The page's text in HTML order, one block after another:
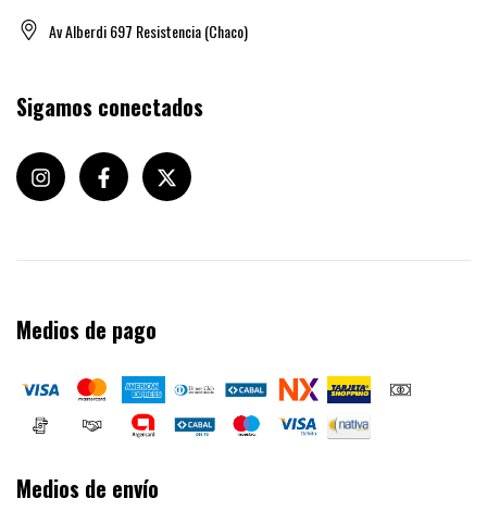
Av Alberdi 697 Resistencia (Chaco)
Sigamos conectados
Medios de pago
Medios de envío